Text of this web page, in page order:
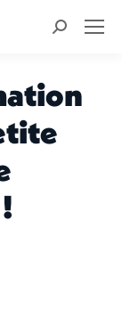
Recherche